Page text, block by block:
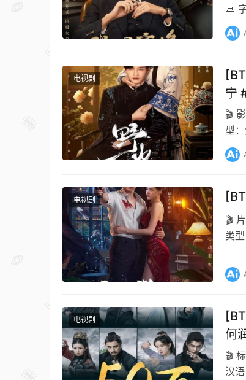
📜
电视剧
宁
🎬
型
宁
电视剧
🎬
类
电视剧
何
🎬
汉